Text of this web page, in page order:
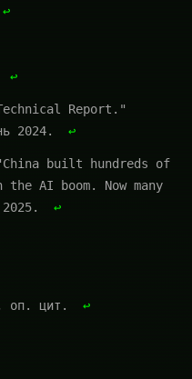
↩
↩
Technical Report."
2024.
↩
built hundreds of
AI boom. Now many
↩
оп. цит. ↩